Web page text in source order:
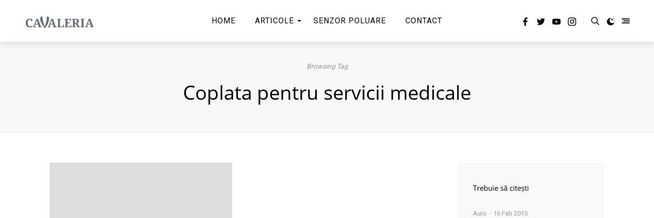
HOME ARTICOLE SENZOR POLUARE CONTACT
Browsing Tag
Coplata pentru servicii medicale
Trebuie să citești
Auto 16 Feb 2015